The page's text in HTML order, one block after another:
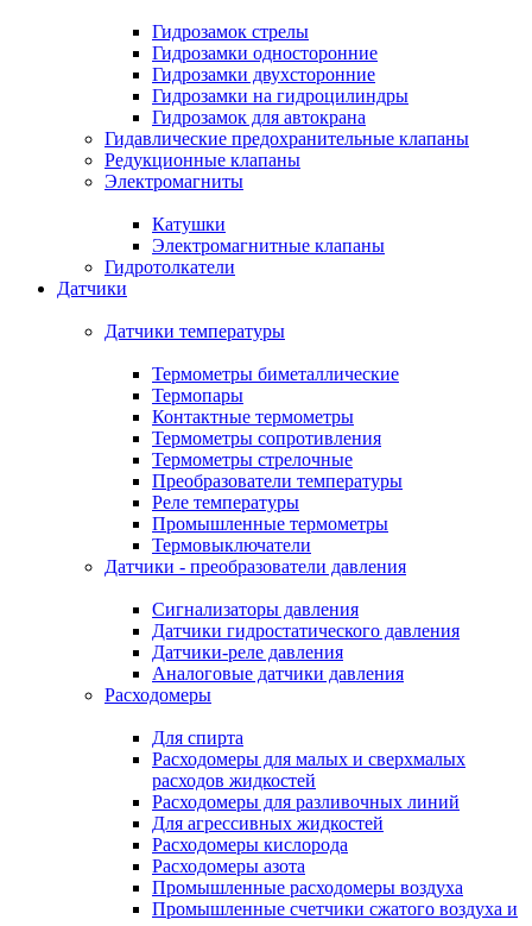
Гидрозамок стрелы
Гидрозамки односторонние
Гидрозамки двухсторонние
Гидрозамки на гидроцилиндры
Гидрозамок для автокрана
Гидавлические предохранительные клапаны
Редукционные клапаны
Электромагниты
Катушки
Электромагнитные клапаны
Гидротолкатели
Датчики
Датчики температуры
Термометры биметаллические
Термопары
Контактные термометры
Термометры сопротивления
Термометры стрелочные
Преобразователи температуры
Реле температуры
Промышленные термометры
Термовыключатели
Датчики - преобразователи давления
Сигнализаторы давления
Датчики гидростатического давления
Датчики-реле давления
Аналоговые датчики давления
Расходомеры
Для спирта
Расходомеры для малых и сверхмалых
расходов жидкостей
Расходомеры для разливочных линий
Для агрессивных жидкостей
Расходомеры кислорода
Расходомеры азота
Промышленные расходомеры воздуха
Промышленные счетчики сжатого воздуха и